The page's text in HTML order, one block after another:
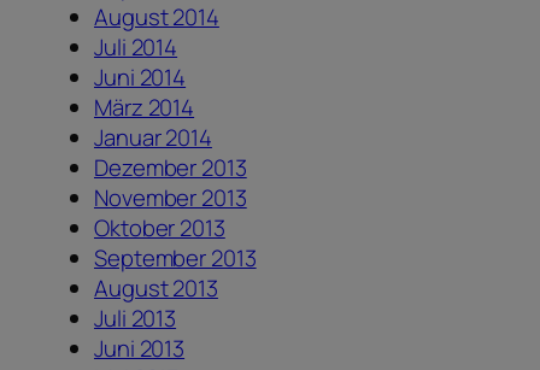
August 2014
Juli 2014
Juni 2014
März 2014
Januar 2014
Dezember 2013
November 2013
Oktober 2013
September 2013
August 2013
Juli 2013
Juni 2013